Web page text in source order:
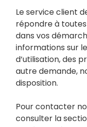
Le service client
répondre à
dans vos
informations sur
d’utilisation, des
autre demande,
disposition.
Pour contacter
consulter la